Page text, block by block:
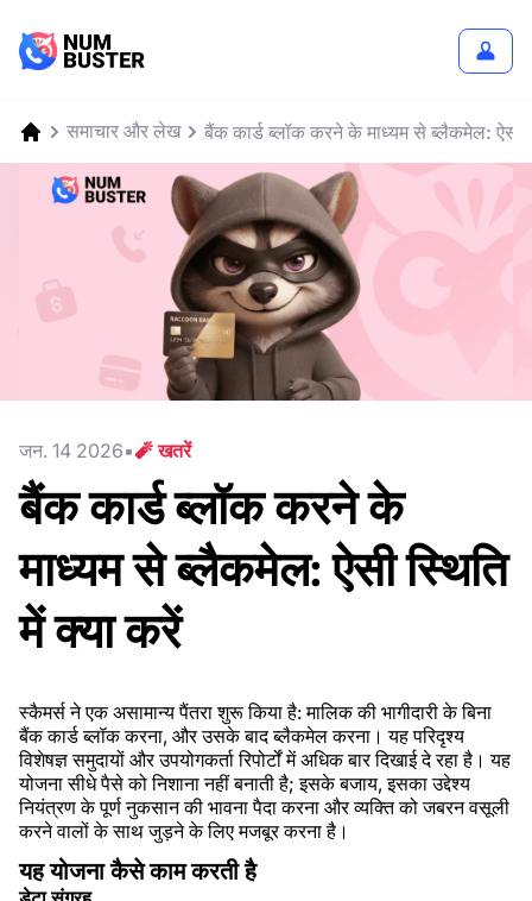
समाचार और लेख बैंक कार्ड ब्लॉक करने के माध्यम से ब्लैकमेल: ऐसी
जन. 14 2026 🧨 खतरें
बैंक कार्ड ब्लॉक करने के
माध्यम से ब्लैकमेल: ऐसी स्थिति
में क्या करें
स्कैमर्स ने एक असामान्य पैंतरा शुरू किया है: मालिक की भागीदारी के बिना
बैंक कार्ड ब्लॉक करना, और उसके बाद ब्लैकमेल करना। यह परिदृश्य
विशेषज्ञ समुदायों और उपयोगकर्ता रिपोर्टों में अधिक बार दिखाई दे रहा है। यह
योजना सीधे पैसे को निशाना नहीं बनाती है; इसके बजाय, इसका उद्देश्य
नियंत्रण के पूर्ण नुकसान की भावना पैदा करना और व्यक्ति को जबरन वसूली
करने वालों के साथ जुड़ने के लिए मजबूर करना है।
यह योजना कैसे काम करती है